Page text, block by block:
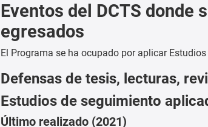
Eventos del DCTS
egresados
El Programa se ha ocupado por aplicar
Defensas de tesis, lecturas,
Estudios de seguimiento
Último realizado (2021)